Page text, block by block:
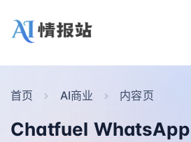
首页 AI商业 内容页
Chatfuel